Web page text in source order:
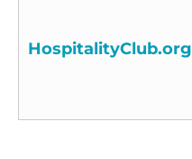
HospitalityClub.org